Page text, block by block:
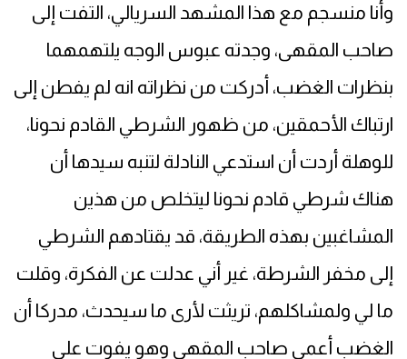
وأنا منسجم مع هذا المشهد السريالي، التفت إلى
صاحب المقهى، وجدته عبوس الوجه يلتهمهما
بنظرات الغضب، أدركت من نظراته انه لم يفطن إلى
ارتباك الأحمقين، من ظهور الشرطي القادم نحونا،
للوهلة أردت أن استدعي النادلة لتنبه سيدها أن
هناك شرطي قادم نحونا ليتخلص من هذين
المشاغبين بهذه الطريقة، قد يقتادهم الشرطي
إلى مخفر الشرطة، غير أني عدلت عن الفكرة، وقلت
ما لي ولمشاكلهم، تريثت لأرى ما سيحدث، مدركا أن
الغضب أعمى صاحب المقهى وهو يفوت على